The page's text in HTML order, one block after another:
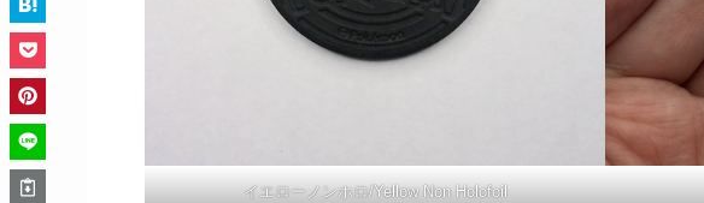
イエローノンホロ/Yellow Non Holofoil